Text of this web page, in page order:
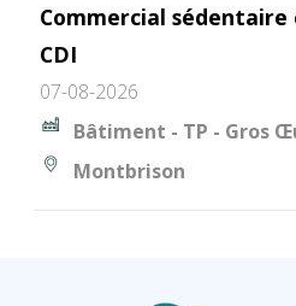
Commercial sédentaire
CDI
07-08-2026
Bâtiment - TP - Gros
Montbrison